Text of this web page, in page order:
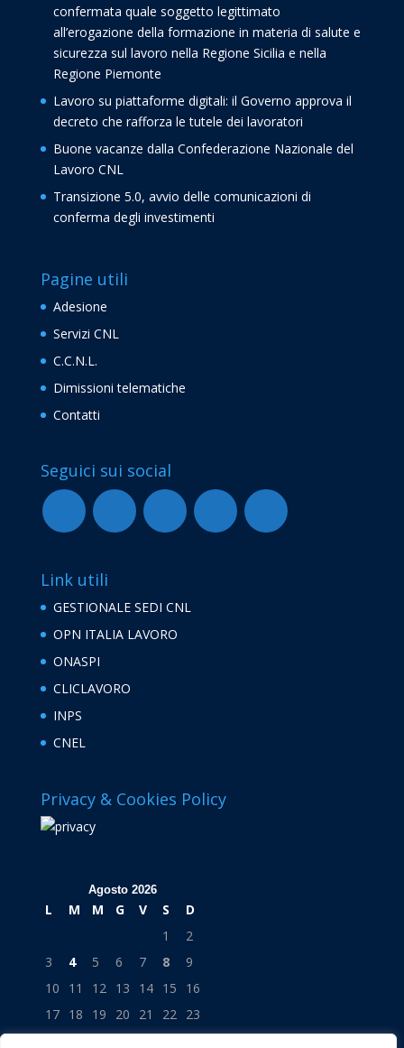
confermata quale soggetto legittimato
all’erogazione della formazione in materia di salute e
sicurezza sul lavoro nella Regione Sicilia e nella
Regione Piemonte
Lavoro su piattaforme digitali: il Governo approva il
decreto che rafforza le tutele dei lavoratori
Buone vacanze dalla Confederazione Nazionale del
Lavoro CNL
Transizione 5.0, avvio delle comunicazioni di
conferma degli investimenti
Pagine utili
Adesione
Servizi CNL
C.C.N.L.
Dimissioni telematiche
Contatti
Seguici sui social
Link utili
GESTIONALE SEDI CNL
OPN ITALIA LAVORO
ONASPI
CLICLAVORO
INPS
CNEL
Privacy & Cookies Policy
Agosto 2026
L M M G V S
D
1
2
3
4 5 6 7 8
9
10
11 12 13 14 15
16
17 18 19 20 21 22
23